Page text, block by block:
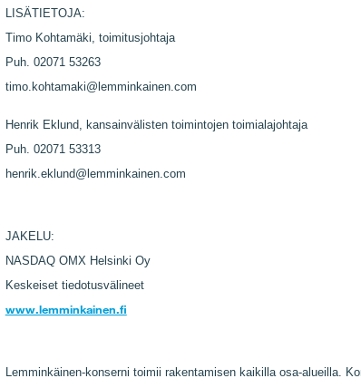
LISÄTIETOJA:
Timo Kohtamäki, toimitusjohtaja
Puh. 02071 53263
timo.kohtamaki@lemminkainen.com
Henrik Eklund, kansainvälisten toimintojen toimialajohtaja
Puh. 02071 53313
henrik.eklund@lemminkainen.com
JAKELU:
NASDAQ OMX Helsinki Oy
Keskeiset tiedotusvälineet
www.lemminkainen.fi
Lemminkäinen-konserni toimii rakentamisen kaikilla osa-alueilla.